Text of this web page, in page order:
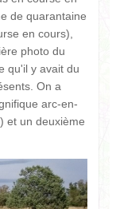
de quarantaine
en cours),
photo du
qu'il y avait du
On a
arc-en-
et un deuxième